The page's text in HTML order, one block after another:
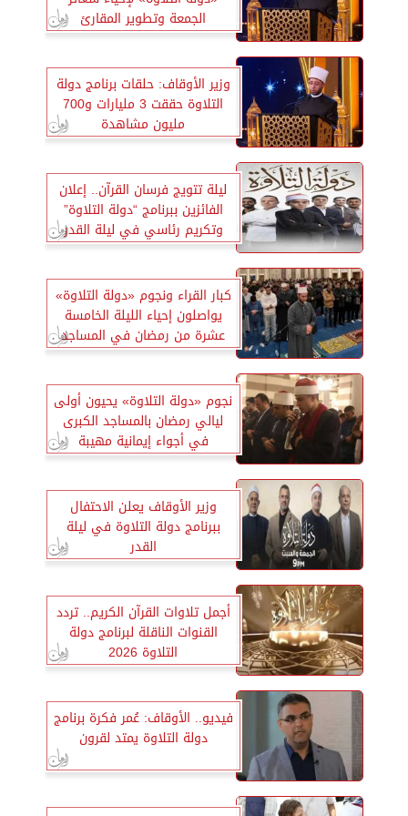
الجمعة وتطوير المقارئ
النموذجية
وزير الأوقاف: حلقات برنامج دولة
التلاوة حققت 3 مليارات و700
مليون مشاهدة
ليلة تتويج فرسان القرآن.. إعلان
الفائزين ببرنامج “دولة التلاوة”
وتكريم رئاسي في ليلة القدر
كبار القراء ونجوم «دولة التلاوة»
يواصلون إحياء الليلة الخامسة
عشرة من رمضان في المساجد
الكبرى
نجوم «دولة التلاوة» يحيون أولى
ليالي رمضان بالمساجد الكبرى
في أجواء إيمانية مهيبة
وزير الأوقاف يعلن الاحتفال
ببرنامج دولة التلاوة في ليلة
القدر
أجمل تلاوات القرآن الكريم.. تردد
القنوات الناقلة لبرنامج دولة
التلاوة 2026
فيديو.. الأوقاف: عُمر فكرة برنامج
دولة التلاوة يمتد لقرون